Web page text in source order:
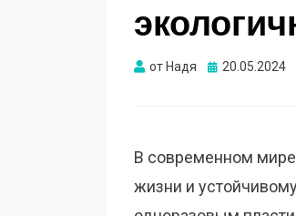
от Надя Опубликовано
20.05.2024
В современном
жизни и